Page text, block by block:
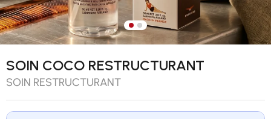
Charger l’image 1 dans la
Charger l’image 2 dans la
SOIN COCO RESTRUCTURANT
SOIN RESTRUCTURANT